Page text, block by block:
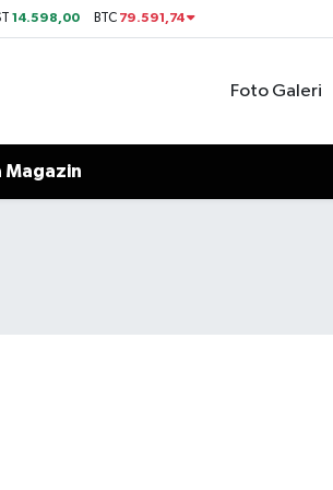
14.598,00 BTC 79.591,74
Foto Galeri
Magazin